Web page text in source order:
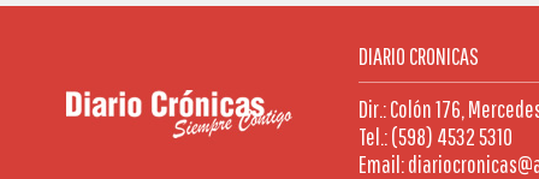
DIARIO CRONICAS
Dir.: Colón 176,
Tel.: (598) 4532 5310
Email: